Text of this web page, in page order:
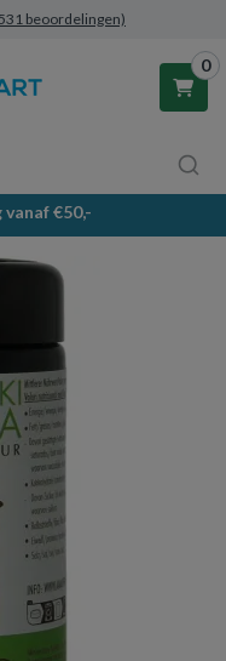
beoordelingen)
0
PostNL bezorging &